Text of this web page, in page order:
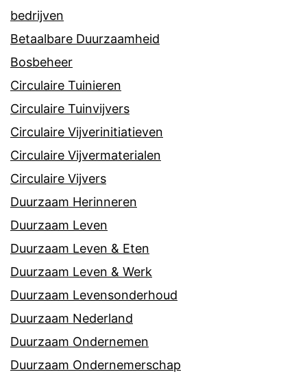
bedrijven
Betaalbare Duurzaamheid
Bosbeheer
Circulaire Tuinieren
Circulaire Tuinvijvers
Circulaire Vijverinitiatieven
Circulaire Vijvermaterialen
Circulaire Vijvers
Duurzaam Herinneren
Duurzaam Leven
Duurzaam Leven & Eten
Duurzaam Leven & Werk
Duurzaam Levensonderhoud
Duurzaam Nederland
Duurzaam Ondernemen
Duurzaam Ondernemerschap